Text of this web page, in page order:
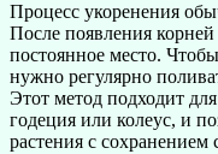
Процесс укоренения
После появления
постоянное место.
нужно регулярно
Этот метод подходит
годеция или колеус, и
растения с сохранением